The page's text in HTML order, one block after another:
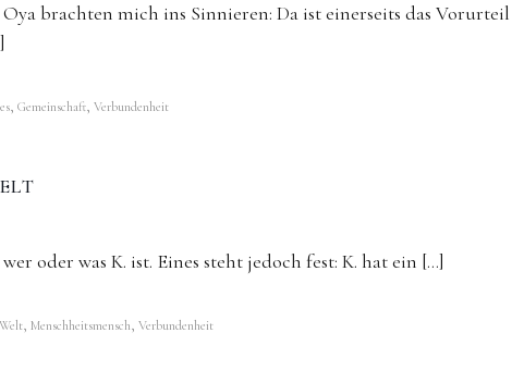
brachten mich ins Sinnieren: Da ist einerseits das Vorurteil
, Gemeinschaft, Verbundenheit
oder was K. ist. Eines steht jedoch fest: K. hat ein […]
, Menschheitsmensch, Verbundenheit